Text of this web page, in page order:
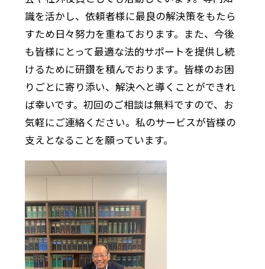
識を活かし、依頼者様に最良の解決策をもたら
すため日々努力を重ねております。また、今後
も皆様にとって最適な法的サポートを提供し続
けるために研鑽を積んでおります。皆様のお困
りごとに寄り添い、解決へと導くことができれ
ば幸いです。初回のご相談は無料ですので、お
気軽にご連絡ください。私のサービスが皆様の
支えとなることを願っています。